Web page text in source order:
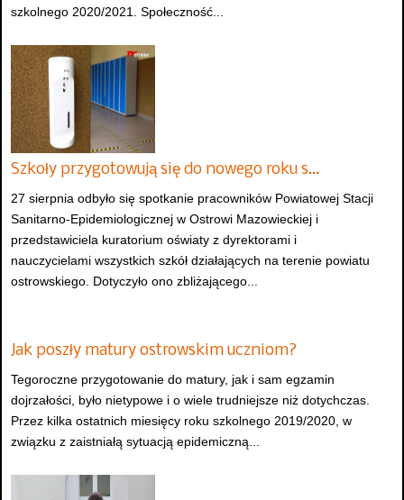
szkolnego 2020/2021. Społeczność...
Szkoły przygotowują się do nowego roku s…
27 sierpnia odbyło się spotkanie pracowników Powiatowej Stacji
Sanitarno-Epidemiologicznej w Ostrowi Mazowieckiej i
przedstawiciela kuratorium oświaty z dyrektorami i
nauczycielami wszystkich szkół działających na terenie powiatu
ostrowskiego. Dotyczyło ono zbliżającego...
Jak poszły matury ostrowskim uczniom?
Tegoroczne przygotowanie do matury, jak i sam egzamin
dojrzałości, było nietypowe i o wiele trudniejsze niż dotychczas.
Przez kilka ostatnich miesięcy roku szkolnego 2019/2020, w
związku z zaistniałą sytuacją epidemiczną...